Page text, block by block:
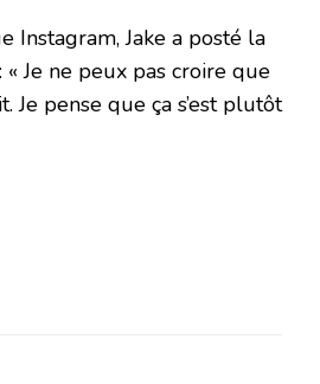
Instagram, Jake a posté la
Je ne peux pas croire que
Je pense que ça s’est plutôt